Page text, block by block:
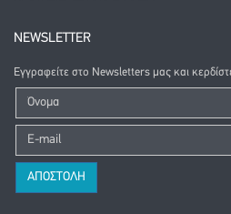
NEWSLETTER
Εγγραφείτε στο Newsletters μας και